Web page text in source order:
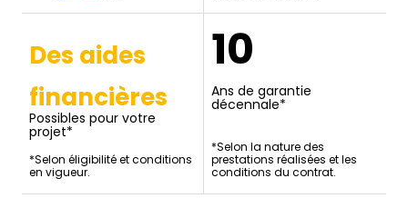
Des aides
financières
Possibles pour votre
projet*
*Selon éligibilité et conditions
en vigueur.
10
Ans de garantie
décennale*
*Selon la nature des
prestations réalisées et les
conditions du contrat.